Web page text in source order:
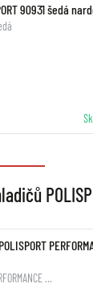
90931 šedá
…